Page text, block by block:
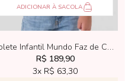
ADICIONAR À SACOLA
Colete Infantil Mundo Faz de Conta de Fio Lilás
R$ 189,90
3x R$ 63,30